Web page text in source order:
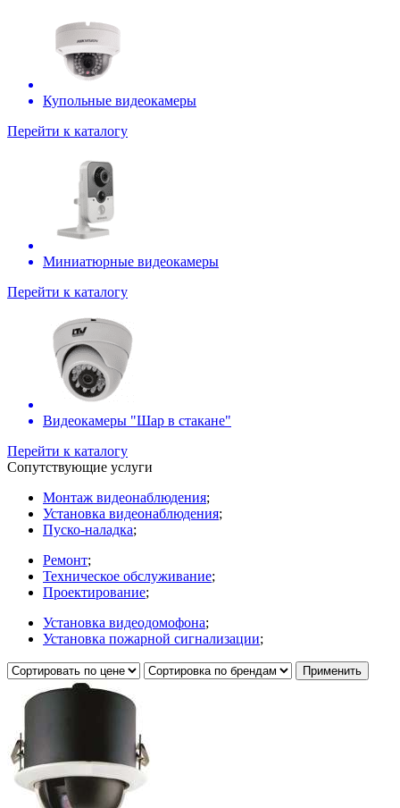
Купольные видеокамеры
Перейти к каталогу
Миниатюрные видеокамеры
Перейти к каталогу
Видеокамеры "Шар в стакане"
Перейти к каталогу
Сопутствующие услуги
Монтаж видеонаблюдения;
Установка видеонаблюдения;
Пуско-наладка;
Ремонт;
Техническое обслуживание;
Проектирование;
Установка видеодомофона;
Установка пожарной сигнализации;